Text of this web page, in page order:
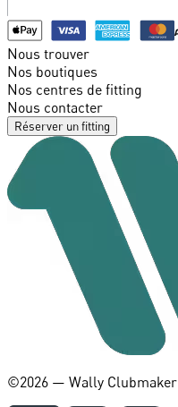
Nous trouver
Nos boutiques
Nos centres de fitting
Nous contacter
Réserver un fitting
©️2026 — Wally Clubmaker